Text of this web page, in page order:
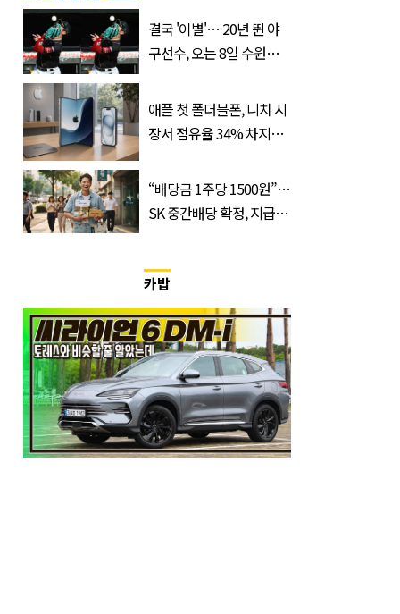
결국 '이별'… 20년 뛴 야
구선수, 오는 8일 수원서
애플 첫 폴더블폰, 니치 시
장서 점유율 34% 차지할
“배당금 1주당 1500원”…
SK 중간배당 확정, 지급일
카밥